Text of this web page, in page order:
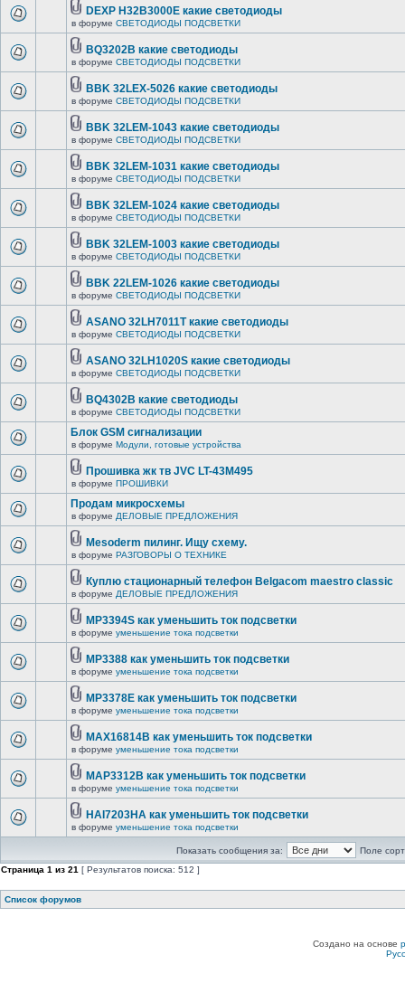
DEXP H32B3000E какие светодиоды
в форуме СВЕТОДИОДЫ ПОДСВЕТКИ
BQ3202B какие светодиоды
в форуме СВЕТОДИОДЫ ПОДСВЕТКИ
BBK 32LEX-5026 какие светодиоды
в форуме СВЕТОДИОДЫ ПОДСВЕТКИ
BBK 32LEM-1043 какие светодиоды
в форуме СВЕТОДИОДЫ ПОДСВЕТКИ
BBK 32LEM-1031 какие светодиоды
в форуме СВЕТОДИОДЫ ПОДСВЕТКИ
BBK 32LEM-1024 какие светодиоды
в форуме СВЕТОДИОДЫ ПОДСВЕТКИ
BBK 32LEM-1003 какие светодиоды
в форуме СВЕТОДИОДЫ ПОДСВЕТКИ
BBK 22LEM-1026 какие светодиоды
в форуме СВЕТОДИОДЫ ПОДСВЕТКИ
ASANO 32LH7011T какие светодиоды
в форуме СВЕТОДИОДЫ ПОДСВЕТКИ
ASANO 32LH1020S какие светодиоды
в форуме СВЕТОДИОДЫ ПОДСВЕТКИ
BQ4302B какие светодиоды
в форуме СВЕТОДИОДЫ ПОДСВЕТКИ
Блок GSM сигнализации
в форуме Модули, готовые устройства
Прошивка жк тв JVC LT-43M495
в форуме ПРОШИВКИ
Продам микросхемы
в форуме ДЕЛОВЫЕ ПРЕДЛОЖЕНИЯ
Mesoderm пилинг. Ищу схему.
в форуме РАЗГОВОРЫ О ТЕХНИКЕ
Куплю стационарный телефон Belgacom maestro classic
в форуме ДЕЛОВЫЕ ПРЕДЛОЖЕНИЯ
MP3394S как уменьшить ток подсветки
в форуме уменьшение тока подсветки
MP3388 как уменьшить ток подсветки
в форуме уменьшение тока подсветки
MP3378E как уменьшить ток подсветки
в форуме уменьшение тока подсветки
MAX16814B как уменьшить ток подсветки
в форуме уменьшение тока подсветки
MAP3312B как уменьшить ток подсветки
в форуме уменьшение тока подсветки
HAI7203HA как уменьшить ток подсветки
в форуме уменьшение тока подсветки
Показать сообщения за:
Поле
Страница 1 из 21 [ Результатов поиска: 512 ]
Список форумов
Создано на основе